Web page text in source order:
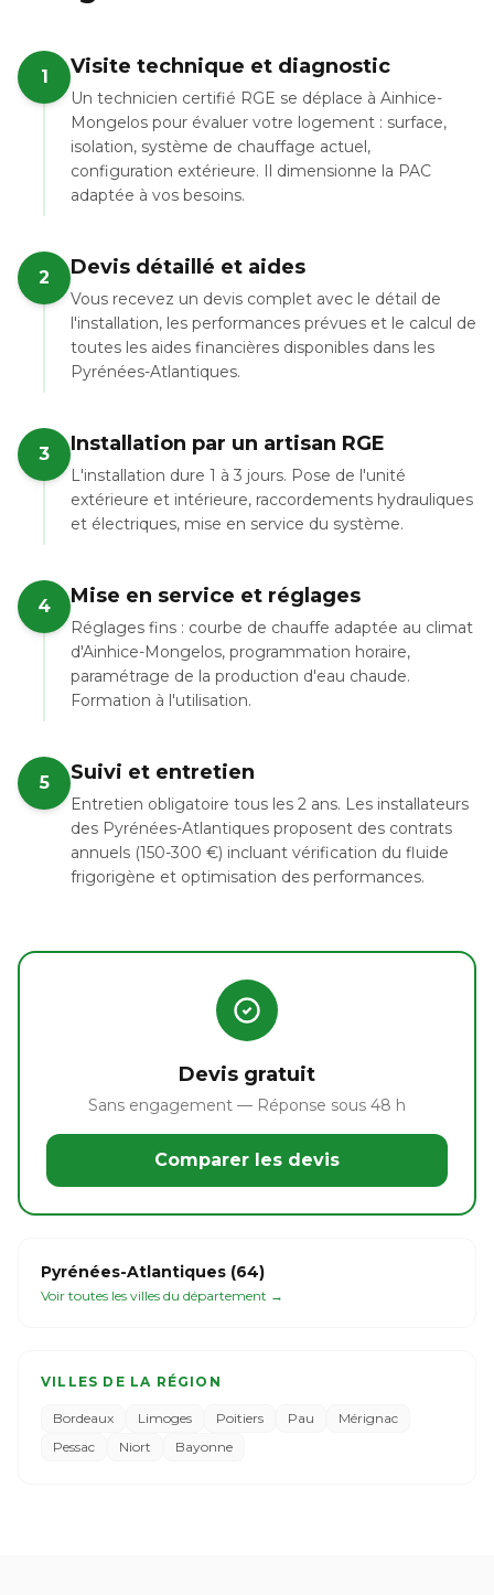
1 Visite technique et diagnostic
Un technicien certifié RGE se déplace à Ainhice-
Mongelos pour évaluer votre logement : surface,
isolation, système de chauffage actuel,
configuration extérieure. Il dimensionne la PAC
adaptée à vos besoins.
2 Devis détaillé et aides
Vous recevez un devis complet avec le détail de
l'installation, les performances prévues et le calcul de
toutes les aides financières disponibles dans les
Pyrénées-Atlantiques.
3 Installation par un artisan RGE
L'installation dure 1 à 3 jours. Pose de l'unité
extérieure et intérieure, raccordements hydrauliques
et électriques, mise en service du système.
4 Mise en service et réglages
Réglages fins : courbe de chauffe adaptée au climat
d'Ainhice-Mongelos, programmation horaire,
paramétrage de la production d'eau chaude.
Formation à l'utilisation.
5 Suivi et entretien
Entretien obligatoire tous les 2 ans. Les installateurs
des Pyrénées-Atlantiques proposent des contrats
annuels (150-300 €) incluant vérification du fluide
frigorigène et optimisation des performances.
Devis gratuit
Sans engagement — Réponse sous 48 h
Comparer les devis
Pyrénées-Atlantiques (64)
Voir toutes les villes du département →
VILLES DE LA RÉGION
Bordeaux Limoges Poitiers Pau
Mérignac
Pessac
Niort Bayonne